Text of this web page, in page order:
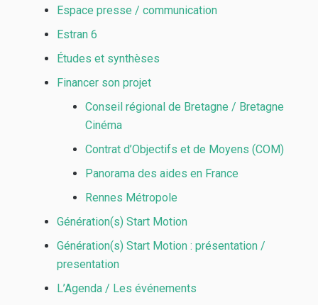
Espace presse / communication
Estran 6
Études et synthèses
Financer son projet
Conseil régional de Bretagne / Bretagne
Cinéma
Contrat d’Objectifs et de Moyens (COM)
Panorama des aides en France
Rennes Métropole
Génération(s) Start Motion
Génération(s) Start Motion : présentation /
presentation
L’Agenda / Les événements